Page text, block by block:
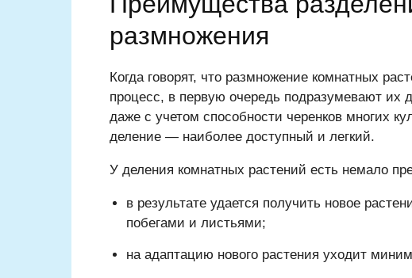
размножения
Когда говорят, что размножение комнатных
процесс, в первую очередь подразумевают их
даже с учетом способности черенков многих
деление — наиболее доступный и легкий.
У деления комнатных растений есть немало
в результате удается получить новое
побегами и листьями;
на адаптацию нового растения уходит